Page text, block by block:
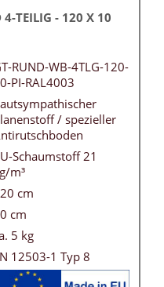
4-TEILIG - 120 X 10
RUND-WB-4TLG-120-
PI-RAL4003
/ spezieller
Schaumstoff 21
m³
cm
cm
5 kg
12503-1 Typ 8